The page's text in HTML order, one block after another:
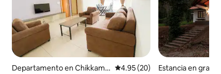
Departamento en Chikkama
Calificación promedio: 4.95 de
4.95 (20)
Estancia en